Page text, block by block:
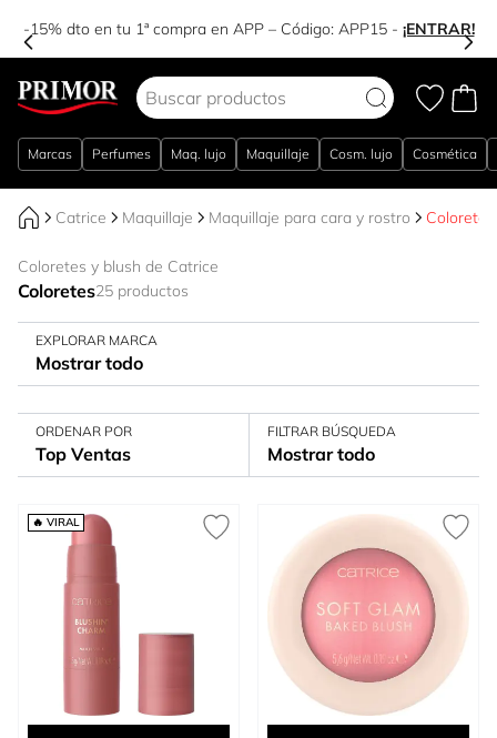
-15% dto en tu 1ª compra en APP – Código: APP15- ¡ENTRAR!
Marcas Perfumes Maq. lujo Maquillaje Cosm. lujo Cosmética
Catrice Maquillaje Maquillaje para cara y rostro Coloretes
Coloretes y blush de Catrice
Coloretes25 productos
EXPLORAR MARCA
Mostrar todo
ORDENAR POR
Top Ventas
FILTRAR BÚSQUEDA
Mostrar todo
🔥 VIRAL